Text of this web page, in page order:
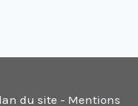
du site - Mentions